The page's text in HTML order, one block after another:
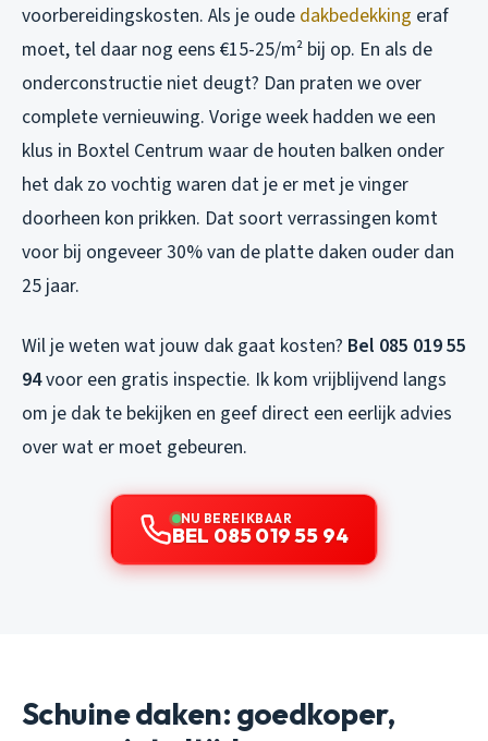
voorbereidingskosten. Als je oude dakbedekking eraf
moet, tel daar nog eens €15-25/m² bij op. En als de
onderconstructie niet deugt? Dan praten we over
complete vernieuwing. Vorige week hadden we een
klus in Boxtel Centrum waar de houten balken onder
het dak zo vochtig waren dat je er met je vinger
doorheen kon prikken. Dat soort verrassingen komt
voor bij ongeveer 30% van de platte daken ouder dan
25 jaar.
Wil je weten wat jouw dak gaat kosten? Bel 085 019 55
94voor een gratis inspectie. Ik kom vrijblijvend langs
om je dak te bekijken en geef direct een eerlijk advies
over wat er moet gebeuren.
NU BEREIKBAAR
BEL 085 019 55 94
Schuine daken: goedkoper,